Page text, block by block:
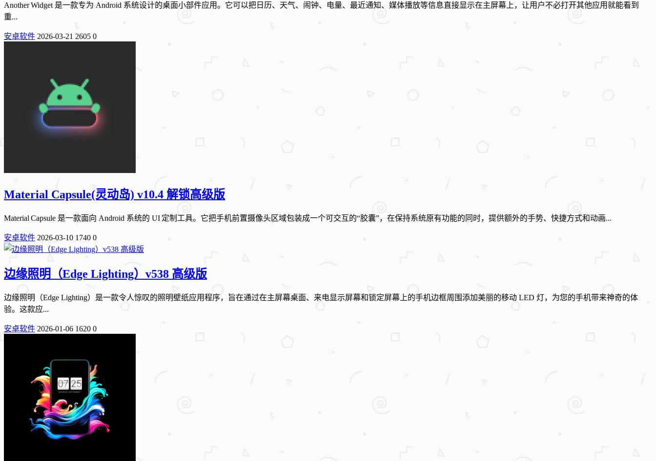
Another Widget 是一款专为 Android 系统设计的桌面小部件应用。它可以把日历、天气、闹钟、电量、最近通知、媒体播放等信息直接显示在主屏幕上，让用户不必打开其他应用就能看到
重...
安卓软件 2026-03-21 2605 0
Material Capsule(灵动岛) v10.4 解锁高级版
Material Capsule 是一款面向 Android 系统的 UI 定制工具。它把手机前置摄像头区域包装成一个可交互的“胶囊”，在保持系统原有功能的同时，提供额外的手势、快捷方式和动画...
安卓软件 2026-03-10 1740 0
边缘照明（Edge Lighting）v538 高级版
边缘照明（Edge Lighting）是一款令人惊叹的照明壁纸应用程序，旨在通过在主屏幕桌面、来电显示屏幕和锁定屏幕上的手机边框周围添加美丽的移动 LED 灯，为您的手机带来神奇的体
验。这款应...
安卓软件 2026-01-06 1620 0